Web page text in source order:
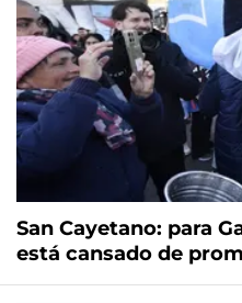
San Cayetano: para
está cansado de